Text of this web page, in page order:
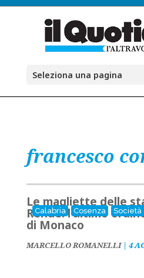
Seleziona una pagina
francesco
Calabria Cosenza Società
Le magliette delle
Rende: l'ultimo
di Monaco
MARCELLO ROMANELLI| 4